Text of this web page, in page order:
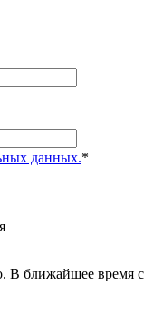
данных.*
В ближайшее время с